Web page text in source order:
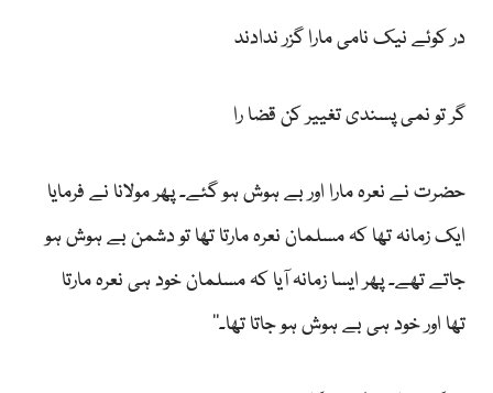
در کوئے نیک نامی مارا گزر ندادند
گر تو نمی پسندی تغییر کن قضا را
حضرت نے نعرہ مارا اور بے ہوش ہو گئے۔ پھر مولانا نے فرمایا
ایک زمانہ تھا کہ مسلمان نعرہ مارتا تھا تو دشمن بے ہوش ہو
جاتے تھے۔ پھر ایسا زمانہ آیا کہ مسلمان خود ہی نعرہ مارتا
تھا اور خود ہی بے ہوش ہو جاتا تھا۔‘‘